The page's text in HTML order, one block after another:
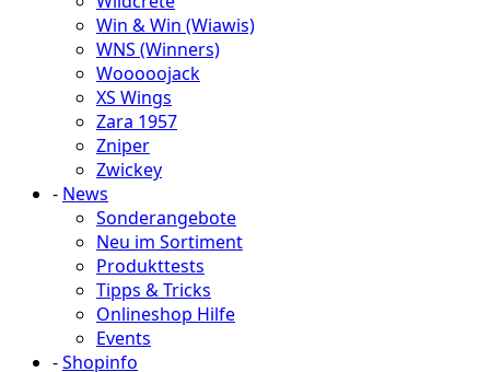
Win & Win (Wiawis)
WNS (Winners)
Wooooojack
XS Wings
Zara 1957
Zniper
Zwickey
- News
Sonderangebote
Neu im Sortiment
Produkttests
Tipps & Tricks
Onlineshop Hilfe
Events
-Shopinfo